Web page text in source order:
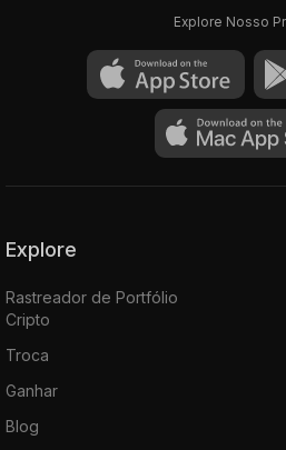
Explore Nosso
Explore
Rastreador de Portfólio
Cripto
Troca
Ganhar
Blog